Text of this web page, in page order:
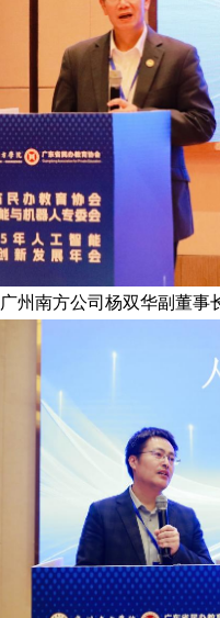
广州南方公司杨双华副董事